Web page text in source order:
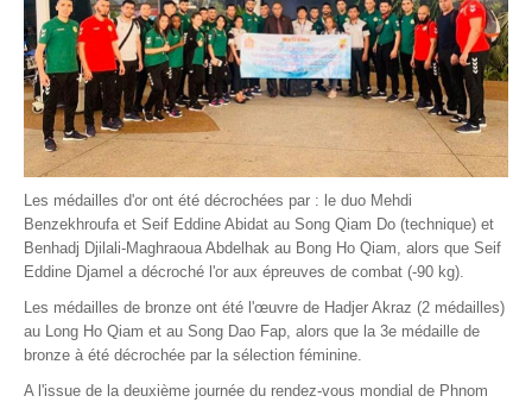
Découvrir
Les médailles d'or ont été décrochées par : le duo Mehdi
Benzekhroufa et Seif Eddine Abidat au Song Qiam Do (technique) et
Benhadj Djilali-Maghraoua Abdelhak au Bong Ho Qiam, alors que Seif
Eddine Djamel a décroché l'or aux épreuves de combat (-90 kg).
Les médailles de bronze ont été l'œuvre de Hadjer Akraz (2 médailles)
au Long Ho Qiam et au Song Dao Fap, alors que la 3e médaille de
bronze à été décrochée par la sélection féminine.
A l'issue de la deuxième journée du rendez-vous mondial de Phnom